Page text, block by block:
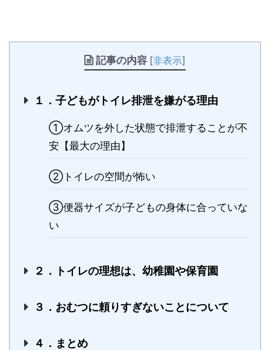
記事の内容 [非表示]
１．子どもがトイレ排泄を嫌がる理由
①オムツを外した状態で排泄することが不
安【最大の理由】
②トイレの空間が怖い
③便器サイズが子どもの身体に合っていな
い
２．トイレの理想は、幼稚園や保育園
３．おむつに頼りすぎないことについて
４．まとめ